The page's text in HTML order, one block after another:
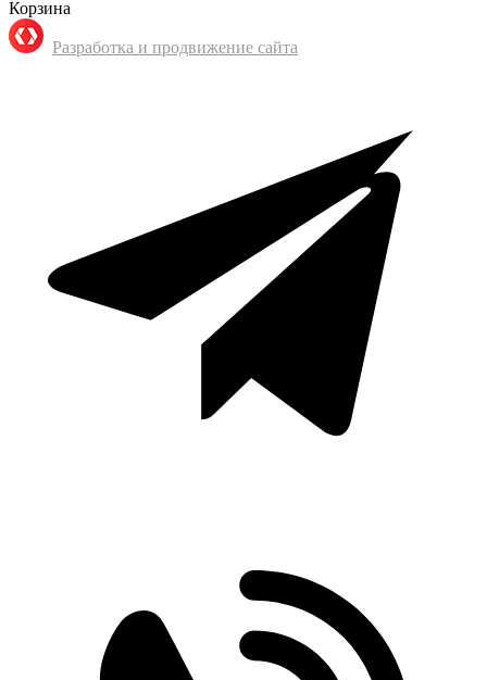
Корзина
Разработка и продвижение сайта